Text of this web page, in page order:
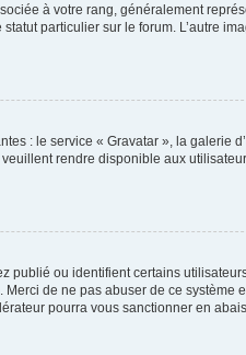
à votre rang, généralement
particulier sur le forum. L’autre
: le service « Gravatar », la galerie
rendre disponible aux
publié ou identifient certains
de ne pas abuser de ce système
pourra vous sanctionner en